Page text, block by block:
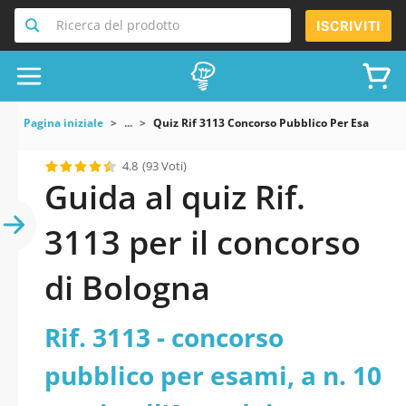
Ricerca del prodotto ISCRIVITI
Pagina iniziale ... Quiz Rif 3113 Concorso Pubblico Per Esami
4.8 (93 Voti)
Guida al quiz Rif.
3113 per il concorso
di Bologna
Rif. 3113 - concorso
pubblico per esami, a n. 10